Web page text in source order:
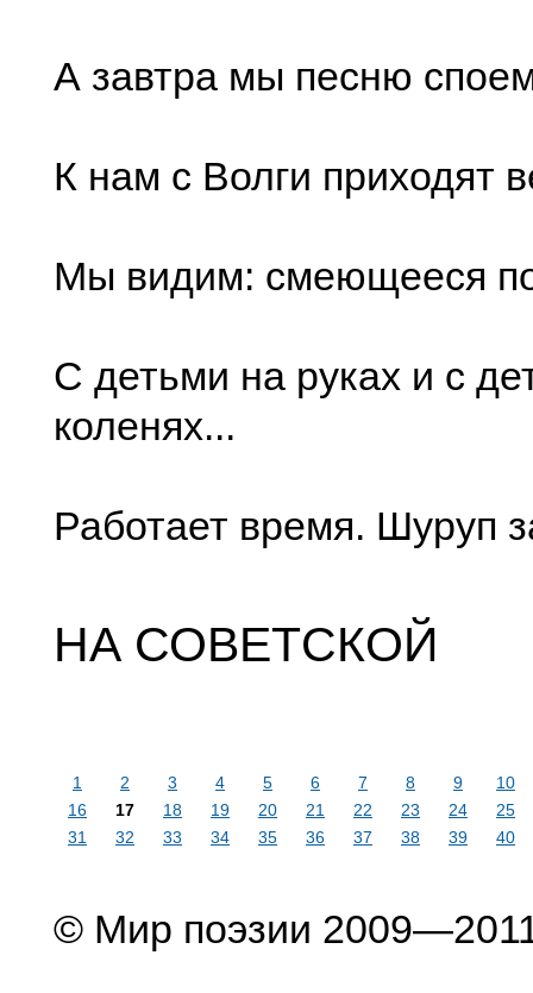
А завтра мы песню
К нам с Волги приходят
Мы видим: смеющееся
С детьми на руках и с
коленях...
Работает время. Шуруп
НА СОВЕТСКОЙ
1 2 3 4 5 6 7 8 9
10
16
17 18 19 20 21 22 23 24
25
31
32 33 34 35 36 37 38 39 40
© Мир поэзии